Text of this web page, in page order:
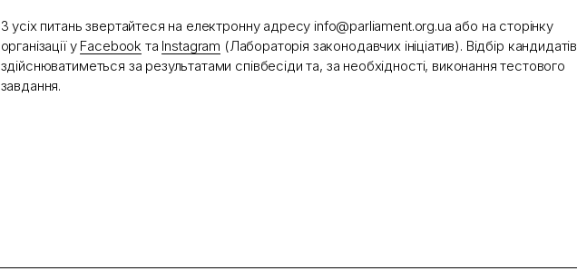
З усіх питань звертайтеся на електронну адресу info@parliament.org.ua або на сторінку
організації у Facebook та Instagram (Лабораторія законодавчих ініціатив). Відбір кандидатів
здійснюватиметься за результатами співбесіди та, за необхідності, виконання тестового
завдання.